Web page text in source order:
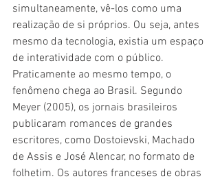
simultaneamente, vê-los como uma
realização de si próprios. Ou seja, antes
mesmo da tecnologia, existia um espaço
de interatividade com o público.
Praticamente ao mesmo tempo, o
fenômeno chega ao Brasil. Segundo
Meyer (2005), os jornais brasileiros
publicaram romances de grandes
escritores, como Dostoievski, Machado
de Assis e José Alencar, no formato de
folhetim. Os autores franceses de obras